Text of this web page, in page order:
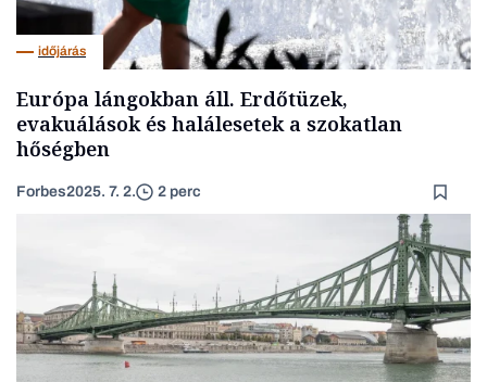
időjárás
Európa lángokban áll. Erdőtüzek,
evakuálások és halálesetek a szokatlan
hőségben
Forbes2025. 7. 2. 2 perc